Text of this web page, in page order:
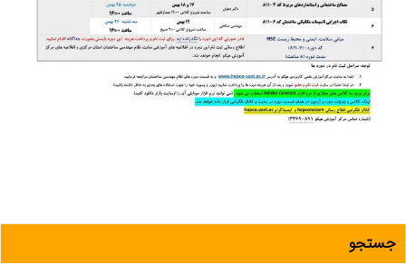
جستجو